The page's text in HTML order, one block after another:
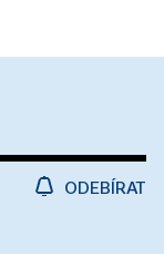
ODEBÍRAT